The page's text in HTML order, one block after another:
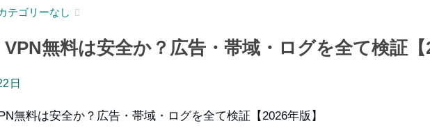
テゴリーなし
無料は安全か？広告・帯域・ログを全て検証【
日